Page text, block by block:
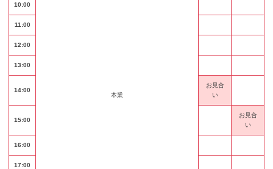
10:00
本業
11:00
12:00
13:00
14:00
お見合
い
15:00
お見合
い
16:00
17:00